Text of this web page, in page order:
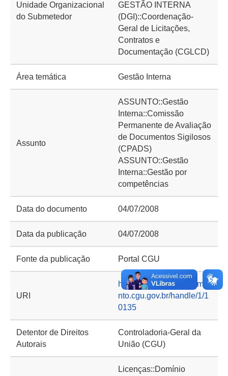
Unidade Organizacional
do Submetedor
GESTÃO INTERNA
(DGI)::Coordenação-
Geral de Licitações,
Contratos e
Documentação (CGLCD)
Área temática Gestão Interna
Assunto
ASSUNTO::Gestão
Interna::Comissão
Permanente de Avaliação
de Documentos Sigilosos
(CPADS)
ASSUNTO::Gestão
Interna::Gestão por
competências
Data do documento 04/07/2008
Data da publicação 04/07/2008
Fonte da publicação Portal CGU
URI
https://basedeconhecime
nto.cgu.gov.br/handle/1/1
0135
Detentor de Direitos
Autorais
Controladoria-Geral da
União (CGU)
Licenças::Domínio